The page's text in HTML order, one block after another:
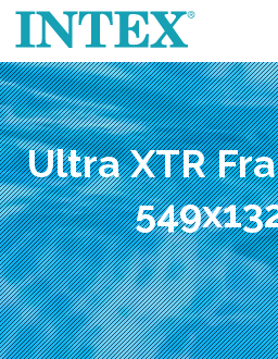
Ultra XTR